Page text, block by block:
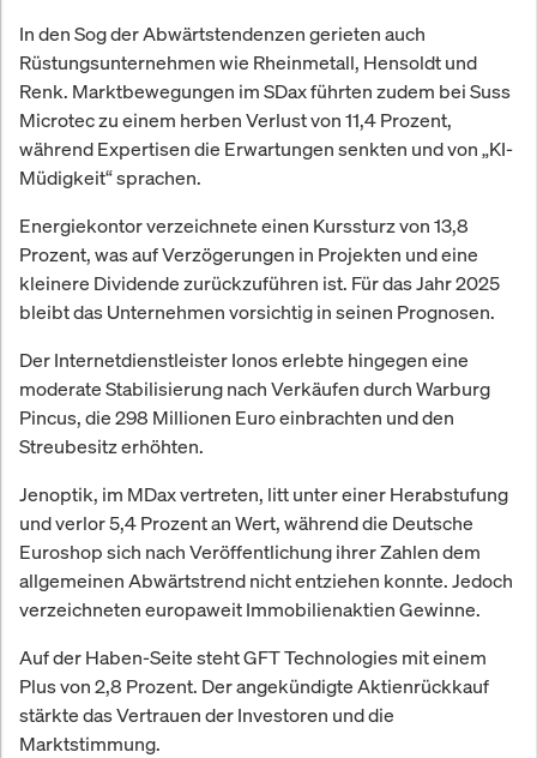
In den Sog der Abwärtstendenzen gerieten auch
Rüstungsunternehmen wie Rheinmetall, Hensoldt und
Renk. Marktbewegungen im SDax führten zudem bei Suss
Microtec zu einem herben Verlust von 11,4 Prozent,
während Expertisen die Erwartungen senkten und von „KI-
Müdigkeit“ sprachen.
Energiekontor verzeichnete einen Kurssturz von 13,8
Prozent, was auf Verzögerungen in Projekten und eine
kleinere Dividende zurückzuführen ist. Für das Jahr 2025
bleibt das Unternehmen vorsichtig in seinen Prognosen.
Der Internetdienstleister Ionos erlebte hingegen eine
moderate Stabilisierung nach Verkäufen durch Warburg
Pincus, die 298 Millionen Euro einbrachten und den
Streubesitz erhöhten.
Jenoptik, im MDax vertreten, litt unter einer Herabstufung
und verlor 5,4 Prozent an Wert, während die Deutsche
Euroshop sich nach Veröffentlichung ihrer Zahlen dem
allgemeinen Abwärtstrend nicht entziehen konnte. Jedoch
verzeichneten europaweit Immobilienaktien Gewinne.
Auf der Haben-Seite steht GFT Technologies mit einem
Plus von 2,8 Prozent. Der angekündigte Aktienrückkauf
stärkte das Vertrauen der Investoren und die
Marktstimmung.